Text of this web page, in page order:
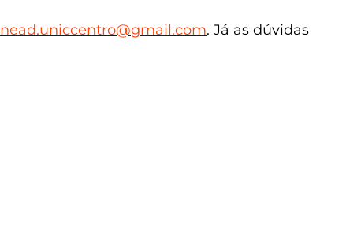
nead.uniccentro@gmail.com. Já as dúvidas